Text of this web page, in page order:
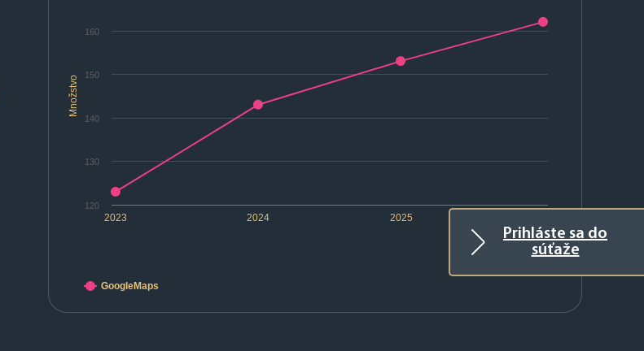
Prihláste sa do
súťaže
Množstvo
2023 2024 2025
120
130
140
150
160
GoogleMaps